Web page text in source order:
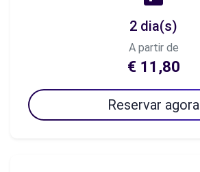
2 dia(s)
A partir de
€ 11,80
Reservar agora